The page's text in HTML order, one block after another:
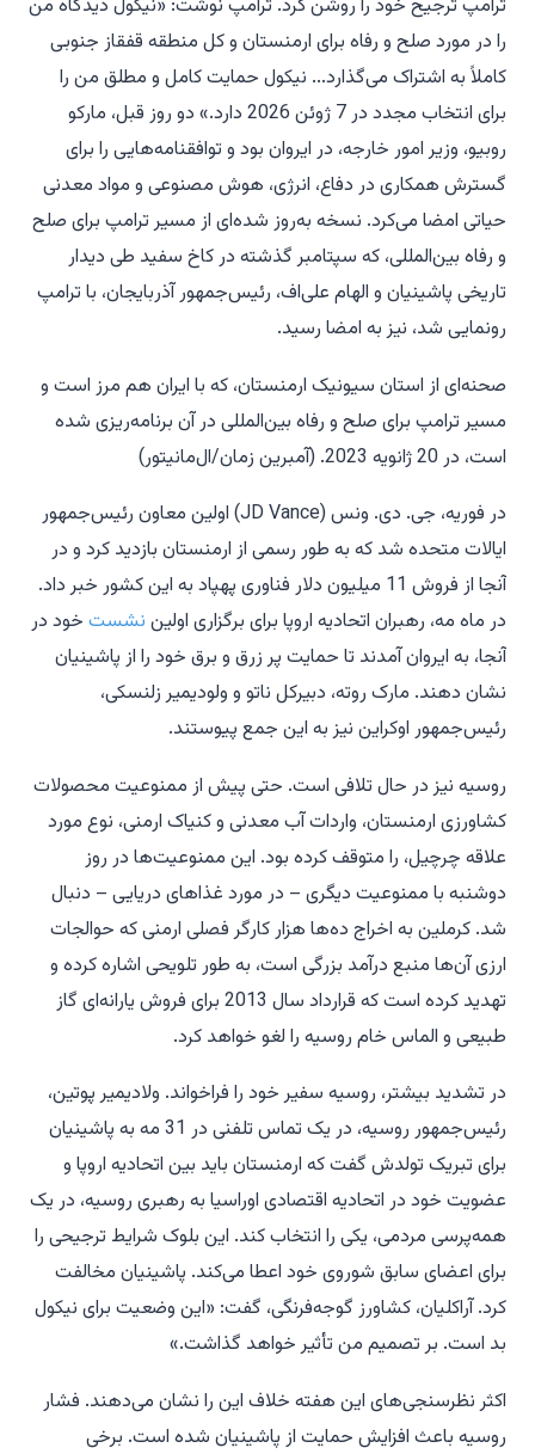
ترامپ ترجیح خود را روشن کرد. ترامپ نوشت: «نیکول دیدگاه من
را در مورد صلح و رفاه برای ارمنستان و کل منطقه قفقاز جنوبی
کاملاً به اشتراک می‌گذارد... نیکول حمایت کامل و مطلق من را
برای انتخاب مجدد در 7 ژوئن 2026 دارد.» دو روز قبل، مارکو
روبیو، وزیر امور خارجه، در ایروان بود و توافقنامه‌هایی را برای
گسترش همکاری در دفاع، انرژی، هوش مصنوعی و مواد معدنی
حیاتی امضا می‌کرد. نسخه به‌روز شده‌ای از مسیر ترامپ برای صلح
و رفاه بین‌المللی، که سپتامبر گذشته در کاخ سفید طی دیدار
تاریخی پاشینیان و الهام علی‌اف، رئیس‌جمهور آذربایجان، با ترامپ
رونمایی شد، نیز به امضا رسید.
صحنه‌ای از استان سیونیک ارمنستان، که با ایران هم مرز است و
مسیر ترامپ برای صلح و رفاه بین‌المللی در آن برنامه‌ریزی شده
است، در 20 ژانویه 2023. (آمبرین زمان/ال‌مانیتور)
در فوریه، جی. دی. ونس (JD Vance) اولین معاون رئیس‌جمهور
ایالات متحده شد که به طور رسمی از ارمنستان بازدید کرد و در
آنجا از فروش 11 میلیون دلار فناوری پهپاد به این کشور خبر داد.
در ماه مه، رهبران اتحادیه اروپا برای برگزاری اولین نشست خود در
آنجا، به ایروان آمدند تا حمایت پر زرق و برق خود را از پاشینیان
نشان دهند. مارک روته، دبیرکل ناتو و ولودیمیر زلنسکی،
رئیس‌جمهور اوکراین نیز به این جمع پیوستند.
روسیه نیز در حال تلافی است. حتی پیش از ممنوعیت محصولات
کشاورزی ارمنستان، واردات آب معدنی و کنیاک ارمنی، نوع مورد
علاقه چرچیل، را متوقف کرده بود. این ممنوعیت‌ها در روز
دوشنبه با ممنوعیت دیگری – در مورد غذاهای دریایی – دنبال
شد. کرملین به اخراج ده‌ها هزار کارگر فصلی ارمنی که حوالجات
ارزی آن‌ها منبع درآمد بزرگی است، به طور تلویحی اشاره کرده و
تهدید کرده است که قرارداد سال 2013 برای فروش یارانه‌ای گاز
طبیعی و الماس خام روسیه را لغو خواهد کرد.
در تشدید بیشتر، روسیه سفیر خود را فراخواند. ولادیمیر پوتین،
رئیس‌جمهور روسیه، در یک تماس تلفنی در 31 مه به پاشینیان
برای تبریک تولدش گفت که ارمنستان باید بین اتحادیه اروپا و
عضویت خود در اتحادیه اقتصادی اوراسیا به رهبری روسیه، در یک
همه‌پرسی مردمی، یکی را انتخاب کند. این بلوک شرایط ترجیحی را
برای اعضای سابق شوروی خود اعطا می‌کند. پاشینیان مخالفت
کرد. آراکلیان، کشاورز گوجه‌فرنگی، گفت: «این وضعیت برای نیکول
بد است. بر تصمیم من تأثیر خواهد گذاشت.»
اکثر نظرسنجی‌های این هفته خلاف این را نشان می‌دهند. فشار
روسیه باعث افزایش حمایت از پاشینیان شده است. برخی